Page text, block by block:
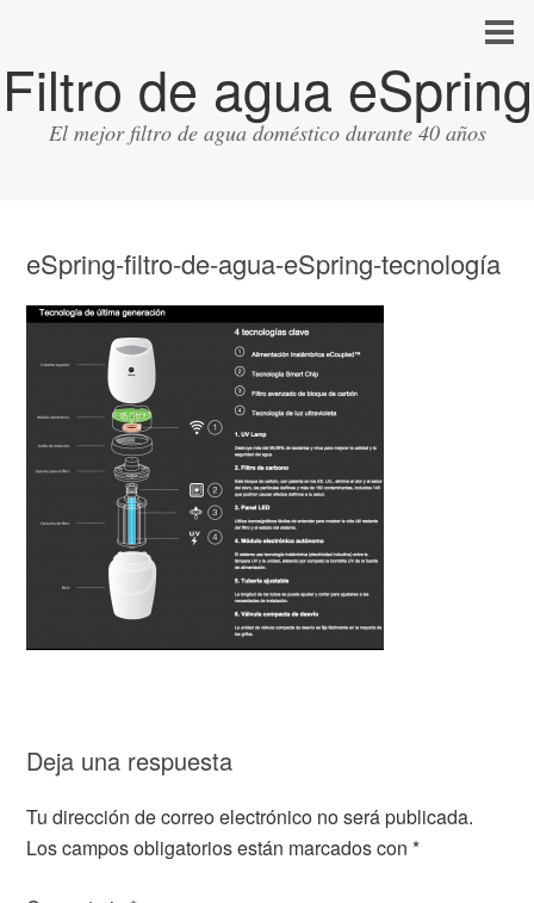
Filtro de agua eSpring
El mejor filtro de agua doméstico durante 40 años
eSpring-filtro-de-agua-eSpring-tecnología
Deja una respuesta
Tu dirección de correo electrónico no será publicada.
Los campos obligatorios están marcados con*